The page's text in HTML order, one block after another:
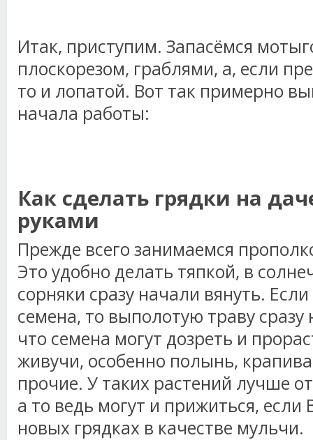
Итак, приступим. Запасёмся
плоскорезом, граблями, а, если
то и лопатой. Вот так примерно
начала работы:
Как сделать грядки на
руками
Прежде всего занимаемся
Это удобно делать тяпкой, в
сорняки сразу начали вянуть.
семена, то выполотую траву
что семена могут дозреть и
живучи, особенно полынь,
прочие. У таких растений лучше
а то ведь могут и прижиться, если
новых грядках в качестве мульчи.